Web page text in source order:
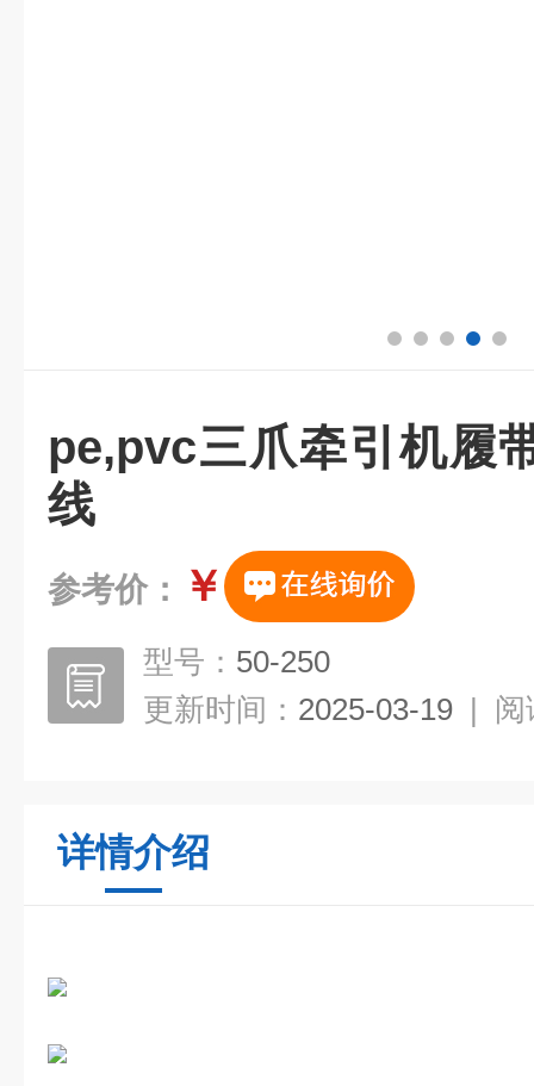
pe,pvc三爪牵引机履
线
参考价： ￥
型号： 50-250
更新时间： 2025-03-19 | 阅
详情介绍